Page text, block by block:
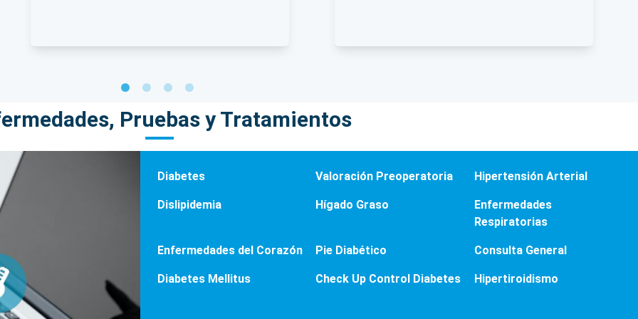
Pruebas y Tratamientos
Diabetes Valoración Preoperatoria Hipertensión Arterial
Dislipidemia Hígado Graso
Enfermedades
Respiratorias
Enfermedades del Corazón Pie Diabético Consulta General
Diabetes Mellitus Check Up Control Diabetes Hipertiroidismo